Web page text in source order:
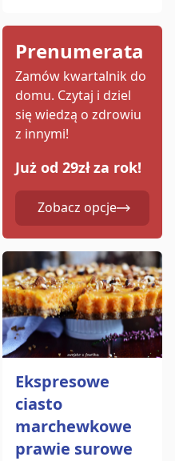
Prenumerata
Zamów kwartalnik do
domu. Czytaj i dziel
się wiedzą o zdrowiu
z innymi!
Już od 29zł za rok!
Zobacz opcje
Ekspresowe
ciasto
marchewkowe
prawie surowe